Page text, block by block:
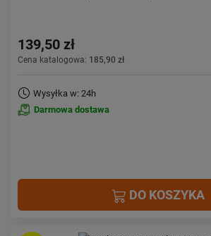
139,50 zł
Cena katalogowa: 185,90 zł
Wysyłka w: 24h
Darmowa dostawa
DO KOSZYKA